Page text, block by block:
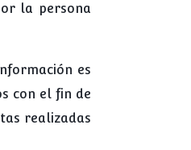
la persona
es
con el fin de
realizadas